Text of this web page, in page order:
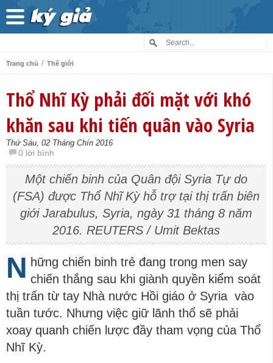
Trang chủ / Thế giới
Thổ Nhĩ Kỳ phải đối mặt với khó
khăn sau khi tiến quân vào Syria
Thứ Sáu, 02 Tháng Chín 2016
0 lời bình
Một chiến binh của Quân đội Syria Tự do
(FSA) được Thổ Nhĩ Kỳ hỗ trợ tại thị trấn biên
giới Jarabulus, Syria, ngày 31 tháng 8 năm
2016. REUTERS / Umit Bektas
N hững chiến binh trẻ đang trong men say
chiến thắng sau khi giành quyền kiểm soát
thị trấn từ tay Nhà nước Hồi giáo ở Syria vào
tuần tước. Nhưng việc giữ lãnh thổ sẽ phải
xoay quanh chiến lược đầy tham vọng của Thổ
Nhĩ Kỳ.